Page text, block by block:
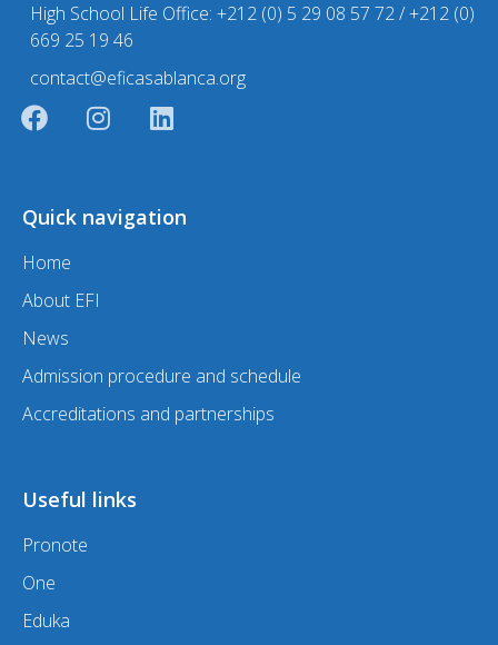
High School Life Office: +212 (0) 5 29 08 57 72 / +212 (0)
669 25 19 46
contact@eficasablanca.org
Quick navigation
Home
About EFI
News
Admission procedure and schedule
Accreditations and partnerships
Useful links
Pronote
One
Eduka